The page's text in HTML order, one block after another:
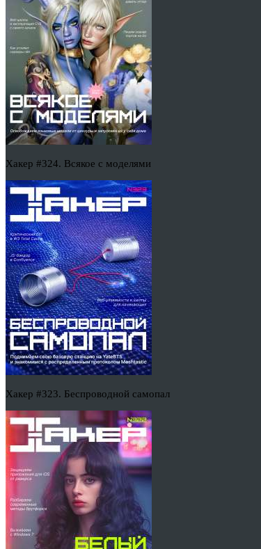
Хакер #324. Всякое с моделями
Хакер #323. Беспроводной самопал